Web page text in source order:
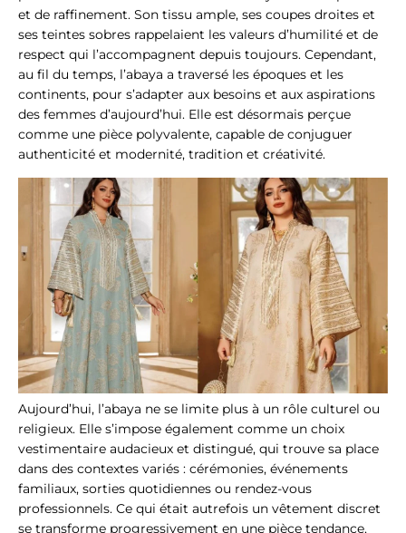
et de raffinement. Son tissu ample, ses coupes droites et
ses teintes sobres rappelaient les valeurs d’humilité et de
respect qui l’accompagnent depuis toujours. Cependant,
au fil du temps, l’abaya a traversé les époques et les
continents, pour s’adapter aux besoins et aux aspirations
des femmes d’aujourd’hui. Elle est désormais perçue
comme une pièce polyvalente, capable de conjuguer
authenticité et modernité, tradition et créativité.
Aujourd’hui, l’abaya ne se limite plus à un rôle culturel ou
religieux. Elle s’impose également comme un choix
vestimentaire audacieux et distingué, qui trouve sa place
dans des contextes variés : cérémonies, événements
familiaux, sorties quotidiennes ou rendez-vous
professionnels. Ce qui était autrefois un vêtement discret
se transforme progressivement en une pièce tendance,